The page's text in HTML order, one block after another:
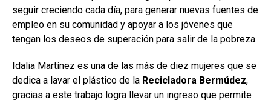
seguir creciendo cada día, para generar nuevas fuentes de
empleo en su comunidad y apoyar a los jóvenes que
tengan los deseos de superación para salir de la pobreza.
Idalia Martínez es una de las más de diez mujeres que se
dedica a lavar el plástico de la Recicladora Bermúdez,
gracias a este trabajo logra llevar un ingreso que permite